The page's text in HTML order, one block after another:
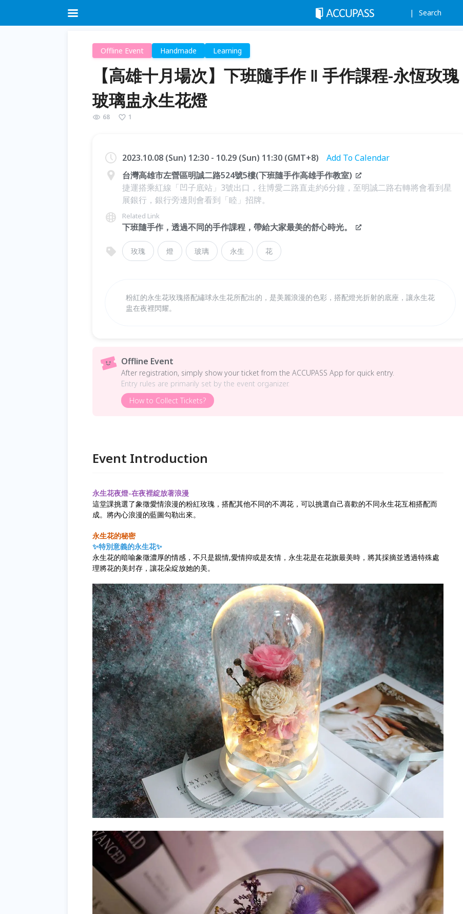
Search
Offline Event Handmade Learning
【高雄十月場次】下班隨手作 ‖ 手作課程-永恆玫瑰
玻璃盅永生花燈
68 1
2023.10.08 (Sun) 12:30 - 10.29 (Sun) 11:30 (GMT+8)
Add To Calendar
台灣高雄市左營區明誠二路524號5樓(下班隨手作高雄手作教室)
捷運搭乘紅線「凹子底站」3號出口，往博愛二路直走約6分鐘，至明誠二路右轉將會看到星
展銀行，銀行旁邊則會看到「睦」招牌。
Related Link
下班隨手作，透過不同的手作課程，帶給大家最美的舒心時光。
玫瑰 燈 玻璃 永生 花
粉紅的永生花玫瑰搭配繡球永生花所配出的，是美麗浪漫的色彩，搭配燈光折射的底座，讓永生花
盅在夜裡閃耀。
Offline Event
After registration, simply show your ticket from the ACCUPASS App for quick entry.
Entry rules are primarily set by the event organizer.
How to Collect Tickets?
Event Introduction
永生花夜燈-在夜裡綻放著浪漫
這堂課挑選了象徵愛情浪漫的粉紅玫瑰，搭配其他不同的不凋花，可以挑選自己喜歡的不同永生花互相搭配而
成。將內心浪漫的藍圖勾勒出來。
永生花的秘密
✨特別意義的永生花✨
永生花的暗喻象徵濃厚的情感，不只是親情,愛情抑或是友情，永生花是在花旗最美時，將其採摘並透過特殊處
理將花的美封存，讓花朵綻放她的美。